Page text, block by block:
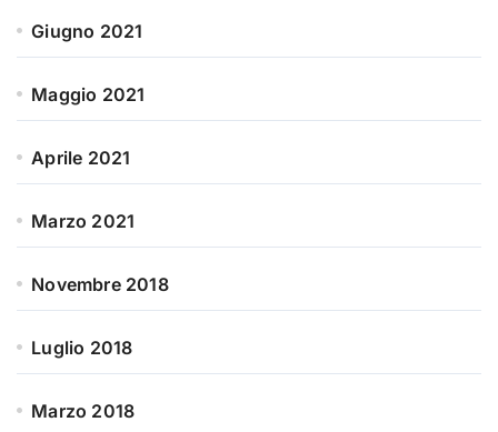
Giugno 2021
Maggio 2021
Aprile 2021
Marzo 2021
Novembre 2018
Luglio 2018
Marzo 2018